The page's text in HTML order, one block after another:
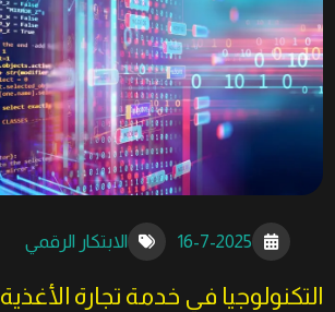
16-7-2025 الابتكار الرقمي
التكنولوجيا في خدمة تجارة الأغذية